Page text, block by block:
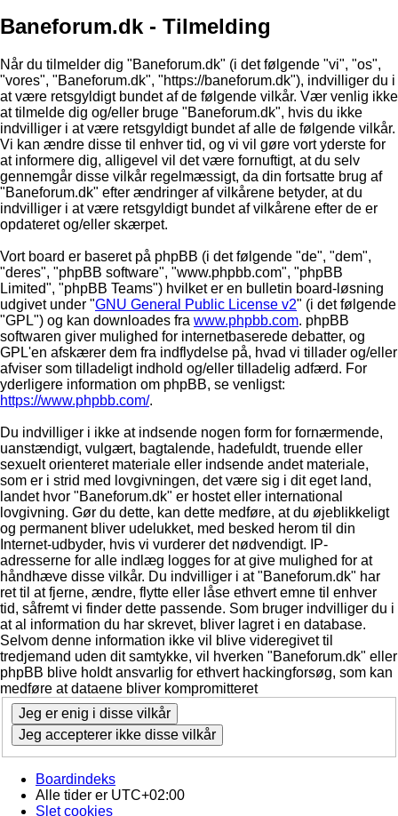
Baneforum.dk - Tilmelding
Når du tilmelder dig "Baneforum.dk" (i det følgende "vi", "os",
"vores", "Baneforum.dk", "https://baneforum.dk"), indvilliger du i
at være retsgyldigt bundet af de følgende vilkår. Vær venlig ikke
at tilmelde dig og/eller bruge "Baneforum.dk", hvis du ikke
indvilliger i at være retsgyldigt bundet af alle de følgende vilkår.
Vi kan ændre disse til enhver tid, og vi vil gøre vort yderste for
at informere dig, alligevel vil det være fornuftigt, at du selv
gennemgår disse vilkår regelmæssigt, da din fortsatte brug af
"Baneforum.dk" efter ændringer af vilkårene betyder, at du
indvilliger i at være retsgyldigt bundet af vilkårene efter de er
opdateret og/eller skærpet.
Vort board er baseret på phpBB (i det følgende "de", "dem",
"deres", "phpBB software", "www.phpbb.com", "phpBB
Limited", "phpBB Teams") hvilket er en bulletin board-løsning
udgivet under "GNU General Public License v2" (i det følgende
"GPL") og kan downloades fra www.phpbb.com. phpBB
softwaren giver mulighed for internetbaserede debatter, og
GPL'en afskærer dem fra indflydelse på, hvad vi tillader og/eller
afviser som tilladeligt indhold og/eller tilladelig adfærd. For
yderligere information om phpBB, se venligst:
https://www.phpbb.com/.
Du indvilliger i ikke at indsende nogen form for fornærmende,
uanstændigt, vulgært, bagtalende, hadefuldt, truende eller
sexuelt orienteret materiale eller indsende andet materiale,
som er i strid med lovgivningen, det være sig i dit eget land,
landet hvor "Baneforum.dk" er hostet eller international
lovgivning. Gør du dette, kan dette medføre, at du øjeblikkeligt
og permanent bliver udelukket, med besked herom til din
Internet-udbyder, hvis vi vurderer det nødvendigt. IP-
adresserne for alle indlæg logges for at give mulighed for at
håndhæve disse vilkår. Du indvilliger i at "Baneforum.dk" har
ret til at fjerne, ændre, flytte eller låse ethvert emne til enhver
tid, såfremt vi finder dette passende. Som bruger indvilliger du i
at al information du har skrevet, bliver lagret i en database.
Selvom denne information ikke vil blive videregivet til
tredjemand uden dit samtykke, vil hverken "Baneforum.dk" eller
phpBB blive holdt ansvarlig for ethvert hackingforsøg, som kan
medføre at dataene bliver kompromitteret
Boardindeks
Alle tider er UTC+02:00
Slet cookies